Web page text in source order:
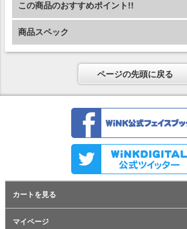
この商品のおすすめポイント!!
商品スペック
ページの先頭に戻る
カートを見る
マイページ